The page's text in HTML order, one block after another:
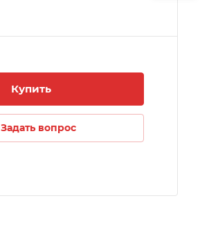
Купить
Задать вопрос